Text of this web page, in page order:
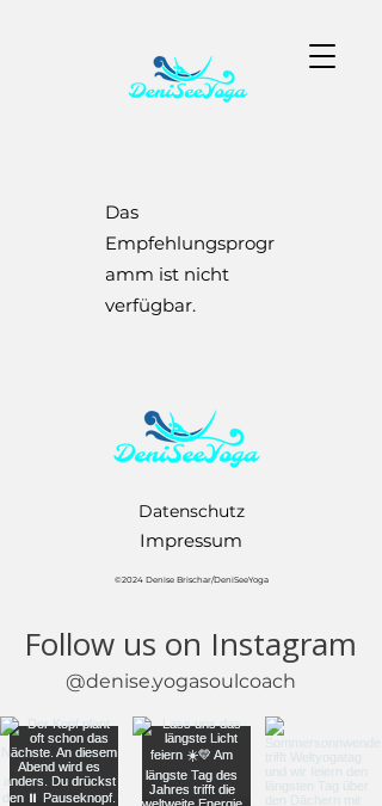
Das
Empfehlungsprogr
amm ist nicht
verfügbar.
Datenschutz
Impressum
©2024 Denise Brischar/DeniSeeYoga
Follow us on Instagram
@denise.yogasoulcoach